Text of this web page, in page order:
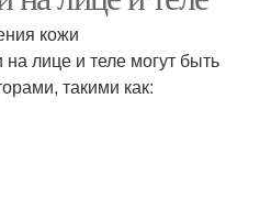
кожи
лице и теле могут быть
такими как: